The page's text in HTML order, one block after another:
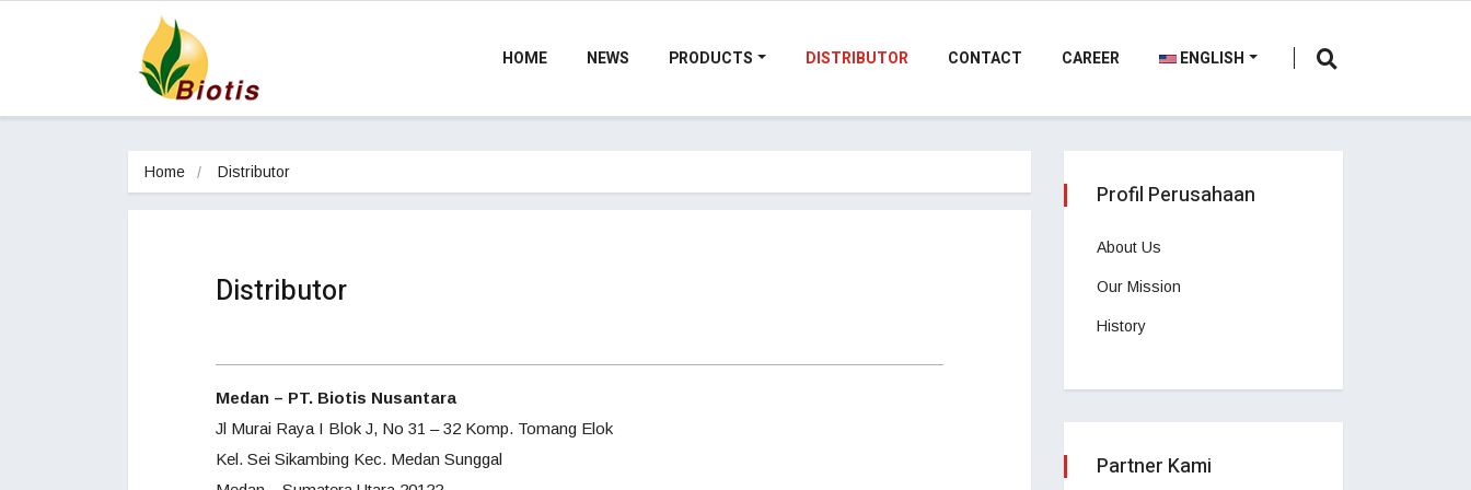
HOME NEWS PRODUCTS DISTRIBUTOR CONTACT CAREER ENGLISH
Home Distributor
Distributor
Medan – PT. Biotis Nusantara
Jl Murai Raya I Blok J, No 31 – 32 Komp. Tomang Elok
Kel. Sei Sikambing Kec. Medan Sunggal
Profil Perusahaan
About Us
Our Mission
History
Partner Kami